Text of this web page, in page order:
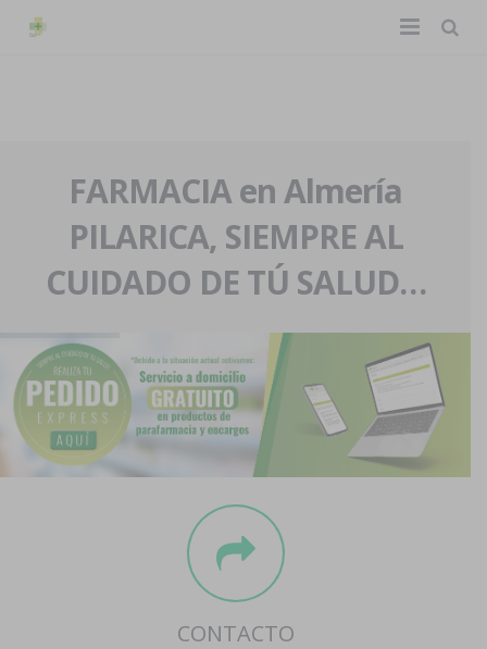
La farmacia
Nuestra historia
Nuestro equipo
Eventos
Servicios y reservas
Pedidos express
Blog
Contacto
Boletín
FARMACIA en Almería
PILARICA, SIEMPRE AL
CUIDADO DE TÚ SALUD…
CONTACTO